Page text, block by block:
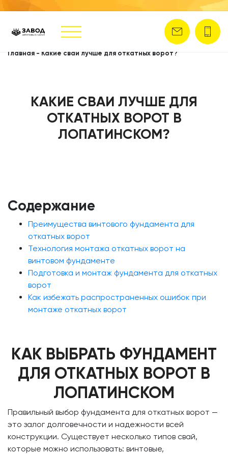
Главная - Какие сваи лучше для откатных ворот?
КАКИЕ СВАИ ЛУЧШЕ ДЛЯ
ОТКАТНЫХ ВОРОТ В
ЛОПАТИНСКОМ?
Содержание
Преимущества винтового фундамента для
откатных ворот
Технология монтажа откатных ворот на
винтовом фундаменте
Подготовка и монтаж фундамента для откатных
ворот
Как избежать распространенных ошибок при
монтаже откатных ворот
КАК ВЫБРАТЬ ФУНДАМЕНТ
ДЛЯ ОТКАТНЫХ ВОРОТ В
ЛОПАТИНСКОМ
Правильный выбор фундамента для откатных ворот —
это залог долговечности и надежности всей
конструкции. Существует несколько типов свай,
которые можно использовать: винтовые,